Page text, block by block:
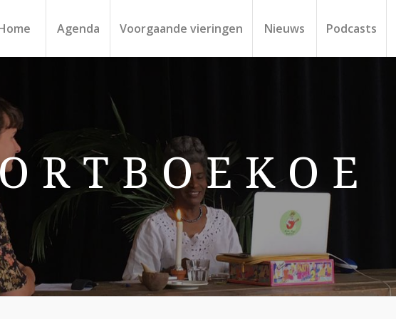
Agenda Voorgaande vieringen Nieuws Podcasts
R T B O E K O E